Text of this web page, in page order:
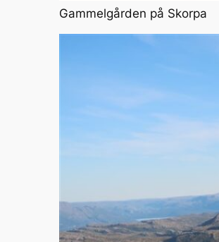
Gammelgården på Skorpa